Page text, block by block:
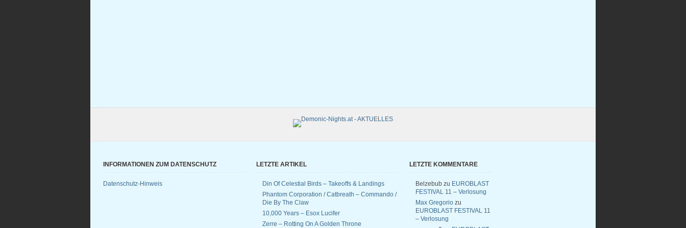
INFORMATIONEN ZUM DATENSCHUTZ
Datenschutz-Hinweis
LETZTE ARTIKEL
Din Of Celestial Birds – Takeoffs & Landings
Phantom Corporation / Catbreath – Commando /
Die By The Claw
10,000 Years – Esox Lucifer
Zerre – Rotting On A Golden Throne
LETZTE KOMMENTARE
Belzebub zu EUROBLAST
FESTIVAL 11 – Verlosung
Max Gregorio zu
EUROBLAST FESTIVAL 11
– Verlosung